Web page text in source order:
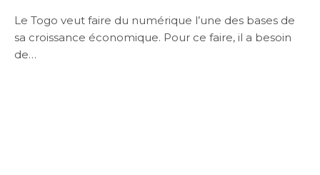
Le Togo veut faire du numérique l’une des bases de
sa croissance économique. Pour ce faire, il a besoin
de…